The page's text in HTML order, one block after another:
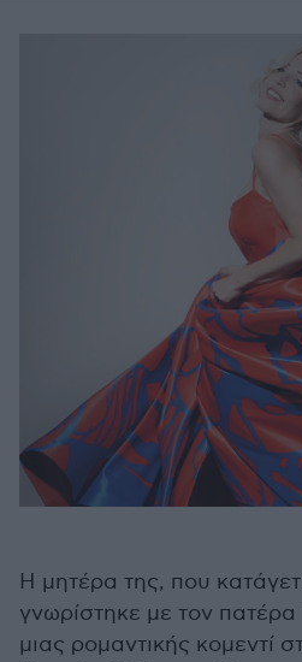
Η μητέρα της, που
γνωρίστηκε με τον
μιας ρομαντικής κομεντί